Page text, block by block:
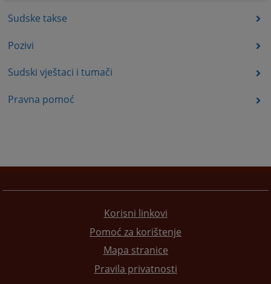
Sudske takse
Pozivi
Sudski vještaci i tumači
Pravna pomoć
Korisni linkovi
Pomoć za korištenje
Mapa stranice
Pravila privatnosti